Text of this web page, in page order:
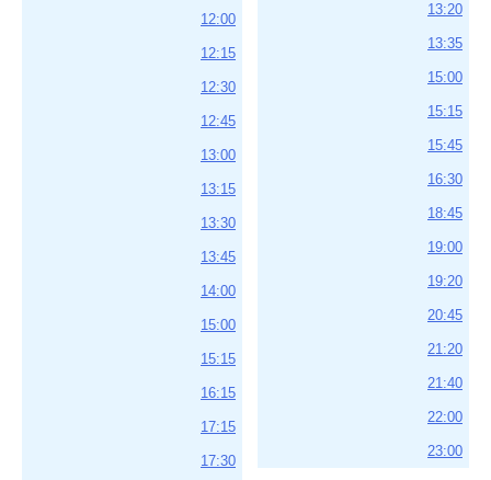
13:20
13:35
15:00
15:15
15:45
16:30
18:45
19:00
19:20
20:45
21:20
21:40
22:00
23:00
12:00
12:15
12:30
12:45
13:00
13:15
13:30
13:45
14:00
15:00
15:15
16:15
17:15
17:30